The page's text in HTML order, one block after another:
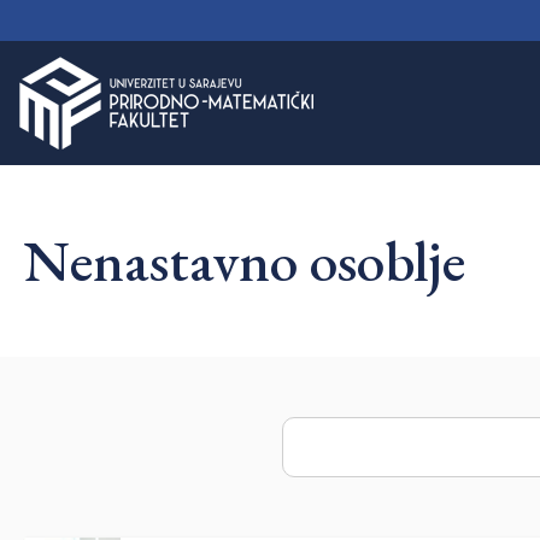
PMF Nastavno osoblje
Nenastavno osoblje